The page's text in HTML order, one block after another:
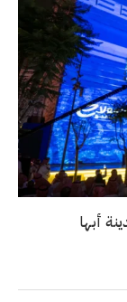
أبها